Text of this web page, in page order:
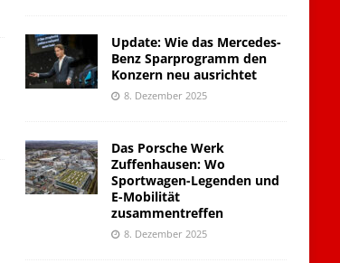
Update: Wie das Mercedes-
Benz Sparprogramm den
Konzern neu ausrichtet
8. Dezember 2025
Das Porsche Werk
Zuffenhausen: Wo
Sportwagen-Legenden und
E-Mobilität
zusammentreffen
8. Dezember 2025